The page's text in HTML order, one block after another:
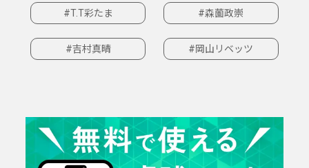
#T.T彩たま #森薗政崇
#吉村真晴 #岡山リベッツ